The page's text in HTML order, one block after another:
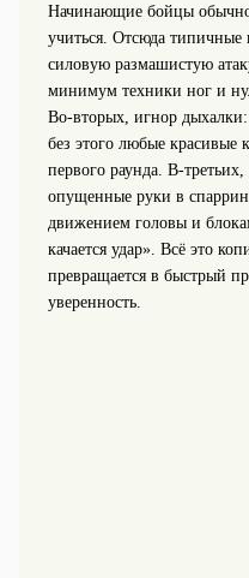
Начинающие бойцы
учиться. Отсюда типичные
силовую размашистую
минимум техники ног и
Во‑вторых, игнор
без этого любые красивые
первого раунда.
опущенные руки в
движением головы и
качается удар». Всё это
превращается в быстрый
уверенность.